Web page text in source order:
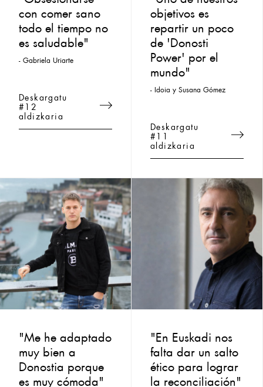
con comer sano
todo el tiempo no
es saludable"
- Gabriela Uriarte
Deskargatu
#12
aldizkaria
objetivos es
repartir un poco
de 'Donosti
Power' por el
mundo"
- Idoia y Susana Gómez
Deskargatu
#11
aldizkaria
"Me he adaptado
muy bien a
Donostia porque
es muy cómoda"
"En Euskadi nos
falta dar un salto
ético para lograr
la reconciliación"